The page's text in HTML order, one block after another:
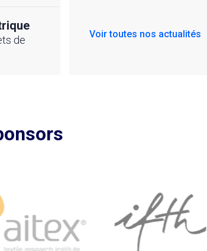
de
Voir toutes nos actualités